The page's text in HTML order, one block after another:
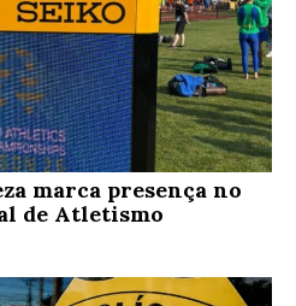
marca presença no
de Atletismo